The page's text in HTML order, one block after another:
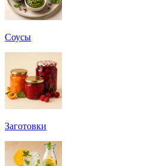
Соусы
Заготовки